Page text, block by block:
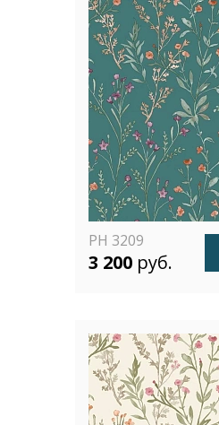
PH 3209
3 200 руб.